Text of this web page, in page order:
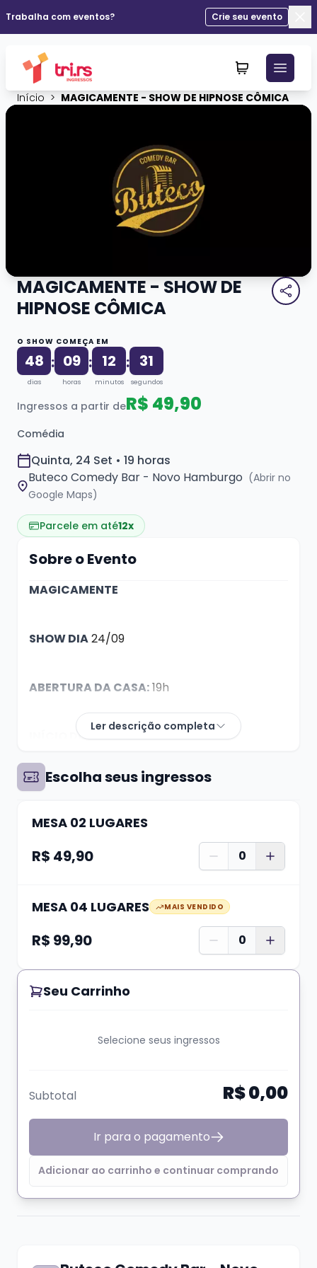
Trabalha com eventos?
Crie seu evento
Início > MAGICAMENTE - SHOW DE HIPNOSE CÔMICA
MAGICAMENTE - SHOW DE
HIPNOSE CÔMICA
O SHOW COMEÇA EM
48
dias
: 09
horas
: 12
minutos
: 30
segundos
Ingressos a partir deR$ 49,90
Comédia
Quinta, 24 Set • 19 horas
Buteco Comedy Bar - Novo Hamburgo (Abrir no
Google Maps)
Parcele em até12x
Sobre o Evento
MAGICAMENTE
SHOW DIA24/09
ABERTURA DA CASA:19h
INÍCIO DO SHOW:21h
lugar, não a localização da mesa. A
horário de chegada na casa, quanto antes
sejamos avisados pelo nosso Whats
PROIBIDAa entrada de menores de 16 anos
na casa, crianças de colo e recém-nascidos.
Ler descrição completa
Escolha seus ingressos
MESA 02 LUGARES
R$ 49,90 0
MESA 04 LUGARES MAIS VENDIDO
R$ 99,90 0
Seu Carrinho
Selecione seus ingressos
Subtotal R$ 0,00
Ir para o pagamento
Adicionar ao carrinho e continuar comprando